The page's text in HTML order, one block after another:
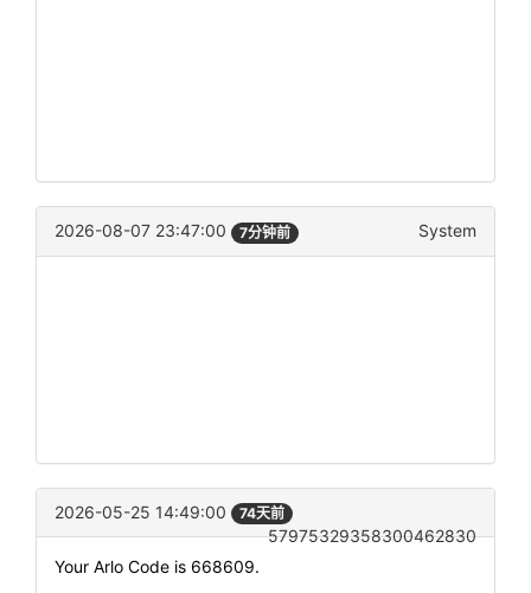
2026-08-07 23:47:00 7分钟前 System
2026-05-25 14:49:00 74天前
57975329358300462830
Your Arlo Code is 668609.